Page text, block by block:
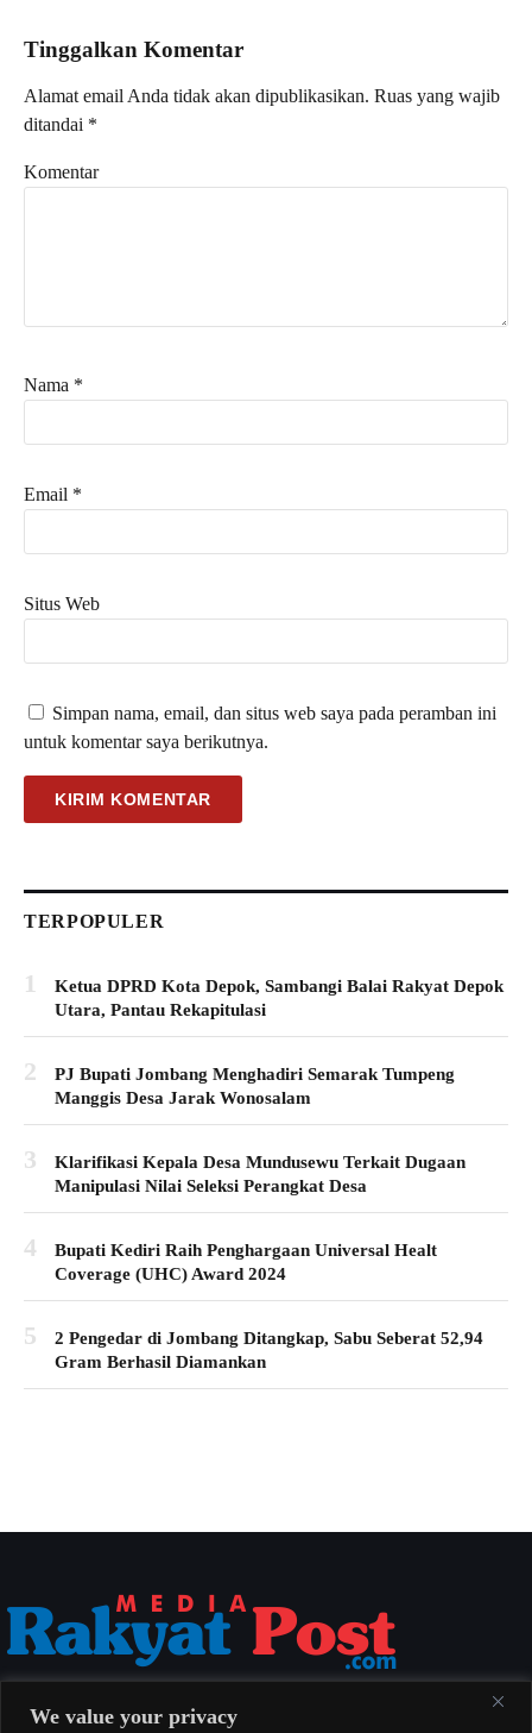
We value your privacy
Tinggalkan Komentar
Alamat email Anda tidak akan dipublikasikan. Ruas yang wajib
ditandai *
Komentar
Nama *
Email *
Situs Web
Simpan nama, email, dan situs web saya pada peramban ini
untuk komentar saya berikutnya.
TERPOPULER
1
Ketua DPRD Kota Depok, Sambangi Balai Rakyat Depok
Utara, Pantau Rekapitulasi
2
PJ Bupati Jombang Menghadiri Semarak Tumpeng
Manggis Desa Jarak Wonosalam
3
Klarifikasi Kepala Desa Mundusewu Terkait Dugaan
Manipulasi Nilai Seleksi Perangkat Desa
4
Bupati Kediri Raih Penghargaan Universal Healt
Coverage (UHC) Award 2024
5
2 Pengedar di Jombang Ditangkap, Sabu Seberat 52,94
Gram Berhasil Diamankan
berimbang untuk seluruh masyarakat Indonesia.